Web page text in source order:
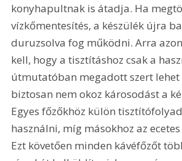
konyhapultnak is átadja. Ha
vízkőmentesítés, a készülék újra
duruzsolva fog működni. Arra
kell, hogy a tisztításhoz csak a
útmutatóban megadott szert
biztosan nem okoz károsodást a
Egyes főzőkhöz külön
használni, míg másokhoz az
Ezt követően minden kávéfőzőt